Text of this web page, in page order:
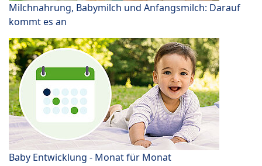
Milchnahrung, Babymilch und Anfangsmilch: Darauf
kommt es an
Baby Entwicklung - Monat für Monat